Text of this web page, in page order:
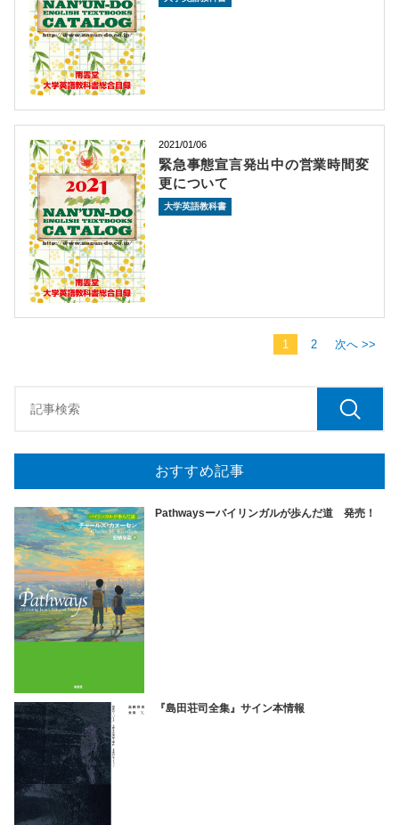
2021/01/06
緊急事態宣言発出中の営業時間変
更について
大学英語教科書
1 2 次へ >>
おすすめ記事
Pathwaysーバイリンガルが歩んだ道 発売！
『島田荘司全集』サイン本情報